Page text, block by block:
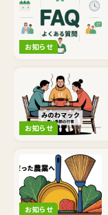
お知らせ
お知らせ
お知らせ